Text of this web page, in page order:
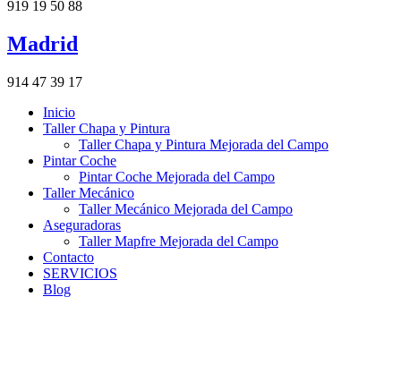
919 19 50 88
Madrid
914 47 39 17
Inicio
Taller Chapa y Pintura
Taller Chapa y Pintura Mejorada del Campo
Pintar Coche
Pintar Coche Mejorada del Campo
Taller Mecánico
Taller Mecánico Mejorada del Campo
Aseguradoras
Taller Mapfre Mejorada del Campo
Contacto
SERVICIOS
Blog